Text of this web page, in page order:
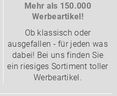
Mehr als 150.000
Werbeartikel!
Ob klassisch oder
ausgefallen - für jeden was
dabei! Bei uns finden Sie
ein riesiges Sortiment toller
Werbeartikel.